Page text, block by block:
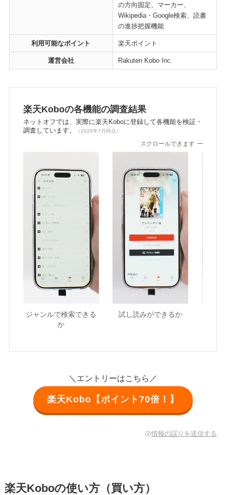
の方向固定、マーカー、
Wikipedia・Google検索、読書
の進捗把握機能
利用可能なポイント 楽天ポイント
運営会社 Rakuten Kobo Inc.
楽天Koboの各機能の調査結果
ネットオフでは、実際に楽天Koboに登録して各機能を検証・
調査しています。
（2026年7月時点）
スクロールできます
ジャンルで検索できる
か
試し読みができるか
＼エントリーはこちら／
楽天Kobo【ポイント70倍！】
情報の誤りを送信する
楽天Koboの使い方（買い方）